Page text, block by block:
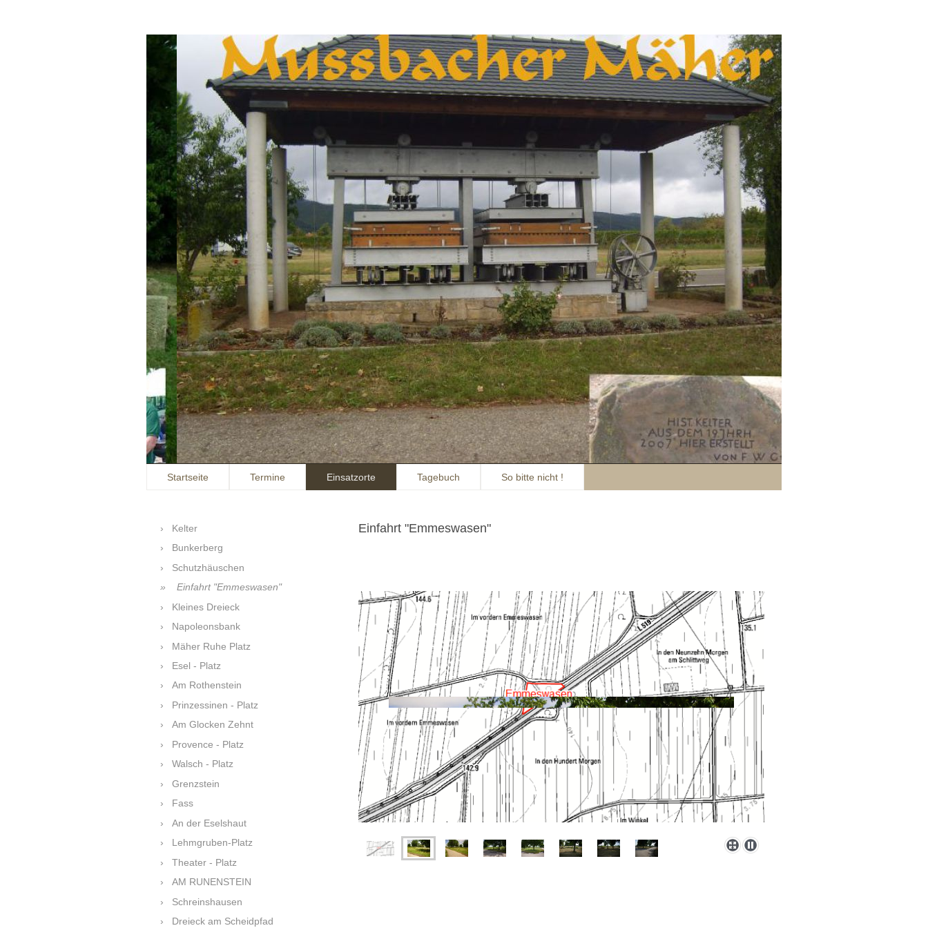
Startseite Termine Einsatzorte Tagebuch So bitte nicht !
Einfahrt "Emmeswasen"
Kelter
Bunkerberg
Schutzhäuschen
Einfahrt "Emmeswasen"
Kleines Dreieck
Napoleonsbank
Mäher Ruhe Platz
Esel - Platz
Am Rothenstein
Prinzessinen - Platz
Am Glocken Zehnt
Provence - Platz
Walsch - Platz
Grenzstein
Fass
An der Eselshaut
Lehmgruben-Platz
Theater - Platz
AM RUNENSTEIN
Schreinshausen
Dreieck am Scheidpfad